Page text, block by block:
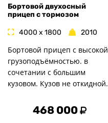
Бортовой двухосный
прицеп с тормозом
4000 x 1800 2010
Бортовой прицеп с высокой
грузоподъёмностью. в
сочетании с большим
кузовом. Кузов не откидной.
468 000